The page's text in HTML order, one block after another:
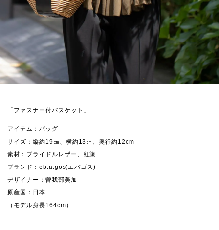
「ファスナー付バスケット」
アイテム：バッグ
サイズ：縦約19㎝、横約13㎝、奥行約12cm
素材：ブライドルレザー、紅籐
ブランド：eb.a.gos(エバゴス)
デザイナー：曽我部美加
原産国：日本
（モデル身長164cm）